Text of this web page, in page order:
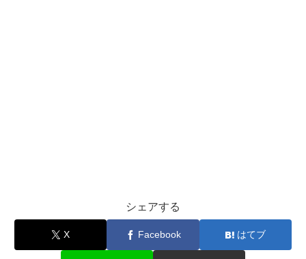
シェアする
X Facebook はてブ